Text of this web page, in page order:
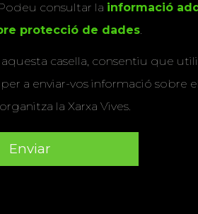
consultar la informació
protecció de dades.
casella, consentiu que
a enviar-vos informació sobre
la Xarxa Vives.